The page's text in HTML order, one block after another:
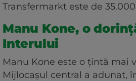
Transfermarkt este de
Manu Kone, o
Interului
Manu Kone este o țintă mai
Mijlocașul central a adunat,